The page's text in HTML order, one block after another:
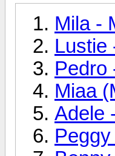
Mila -
Lustie
Pedro
Miaa
Adele